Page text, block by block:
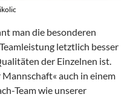
man die besonderen
letztlich besser
der Einzelnen ist.
Mannschaft« auch in einem
Team wie unserer